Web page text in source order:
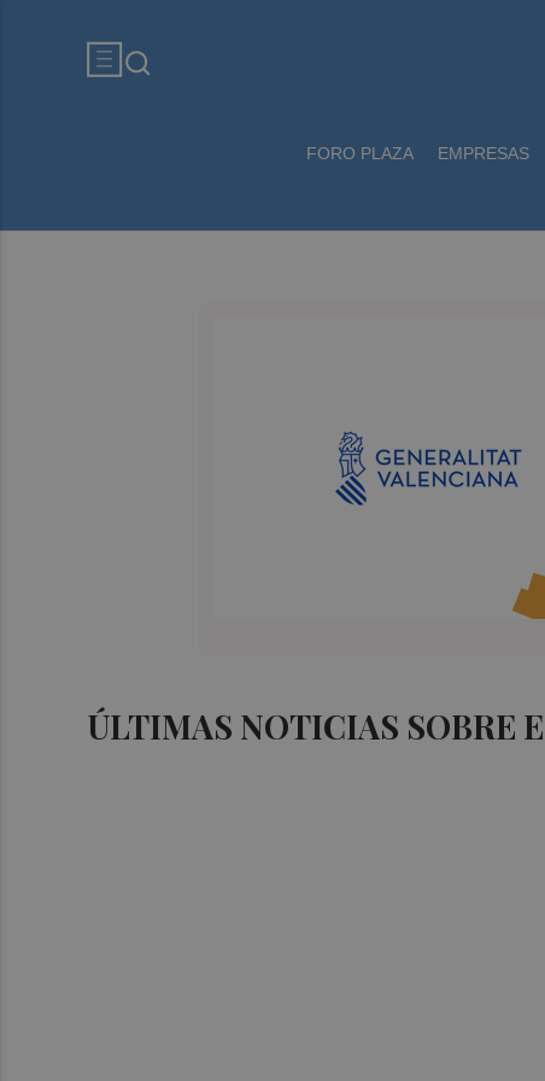
FORO PLAZA EMPRESAS
ÚLTIMAS NOTICIAS SOBRE